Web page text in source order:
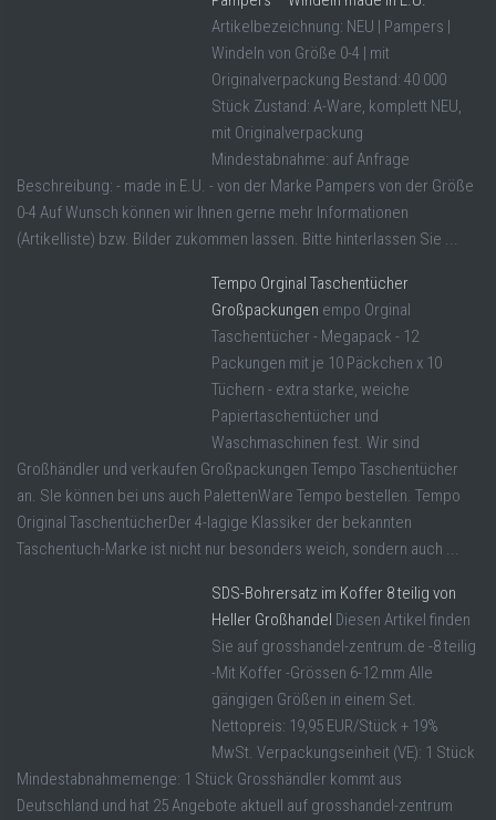
Artikelbezeichnung: NEU | Pampers |
Windeln von Größe 0-4 | mit
Originalverpackung Bestand: 40 000
Stück Zustand: A-Ware, komplett NEU,
mit Originalverpackung
Mindestabnahme: auf Anfrage
Beschreibung: - made in E.U. - von der Marke Pampers von der Größe
0-4 Auf Wunsch können wir Ihnen gerne mehr Informationen
(Artikelliste) bzw. Bilder zukommen lassen. Bitte hinterlassen Sie ...
Tempo Orginal Taschentücher
Großpackungen empo Orginal
Taschentücher - Megapack - 12
Packungen mit je 10 Päckchen x 10
Tüchern - extra starke, weiche
Papiertaschentücher und
Waschmaschinen fest. Wir sind
Großhändler und verkaufen Großpackungen Tempo Taschentücher
an. SIe können bei uns auch PalettenWare Tempo bestellen. Tempo
Original TaschentücherDer 4-lagige Klassiker der bekannten
Taschentuch-Marke ist nicht nur besonders weich, sondern auch ...
SDS-Bohrersatz im Koffer 8 teilig von
Heller Großhandel Diesen Artikel finden
Sie auf grosshandel-zentrum.de -8 teilig
-Mit Koffer -Grössen 6-12 mm Alle
gängigen Größen in einem Set.
Nettopreis: 19,95 EUR/Stück + 19%
MwSt. Verpackungseinheit (VE): 1 Stück
Mindestabnahmemenge: 1 Stück Grosshändler kommt aus
Deutschland und hat 25 Angebote aktuell auf grosshandel-zentrum